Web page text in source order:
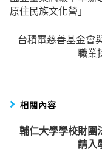
articles
原住民族文化營」
台積電慈善基金會
職業
相關內容
輔仁大學學校財團
請入